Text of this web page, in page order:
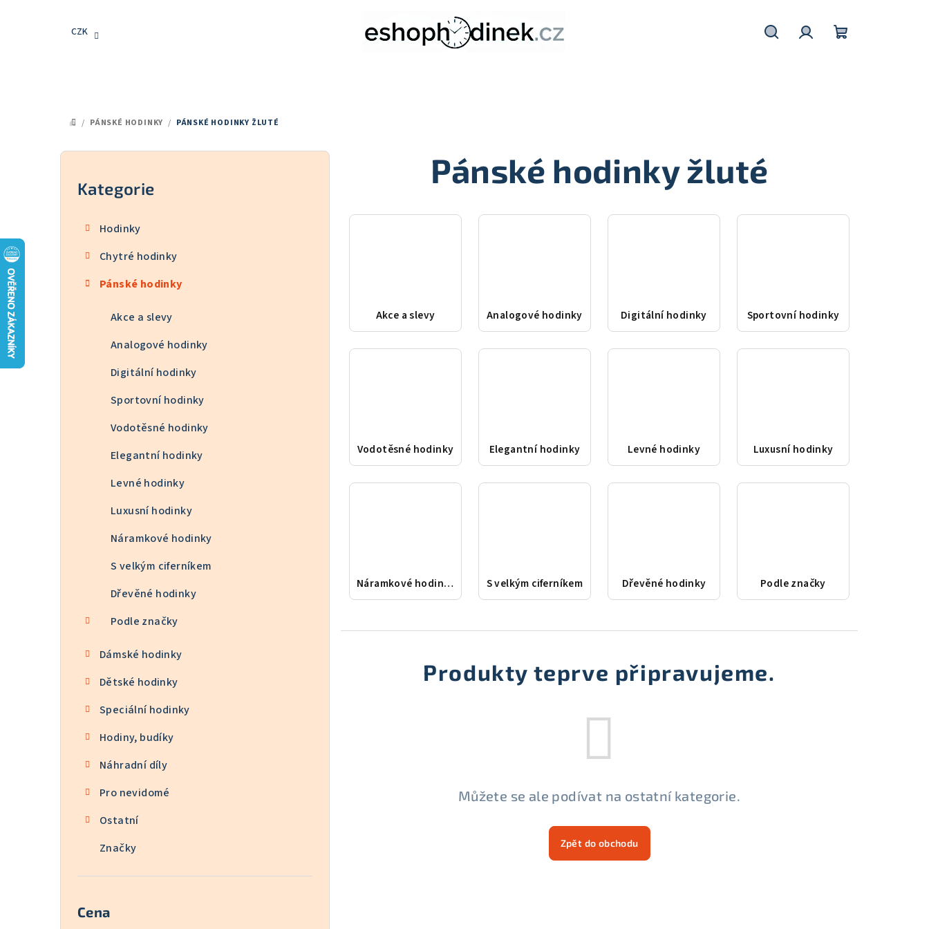
CZK
DOMŮ
/ PÁNSKÉ HODINKY / PÁNSKÉ HODINKY ŽLUTÉ
P
Přeskočit
kategorie
Kategorie
Hodinky
Chytré hodinky
Pánské hodinky
Akce a slevy
Analogové hodinky
Digitální hodinky
Sportovní hodinky
Vodotěsné hodinky
Elegantní hodinky
Levné hodinky
Luxusní hodinky
Náramkové hodinky
S velkým ciferníkem
Dřevěné hodinky
Podle značky
Dámské hodinky
Dětské hodinky
Speciální hodinky
Hodiny, budíky
Náhradní díly
Pro nevidomé
Ostatní
Značky
Cena
Pánské hodinky žluté
Akce a slevy Analogové hodinky Digitální hodinky Sportovní hodinky
Vodotěsné hodinky Elegantní hodinky Levné hodinky Luxusní hodinky
Náramkové hodinky S velkým ciferníkem Dřevěné hodinky Podle značky
Produkty teprve připravujeme.
Můžete se ale podívat na ostatní kategorie.
Zpět do obchodu